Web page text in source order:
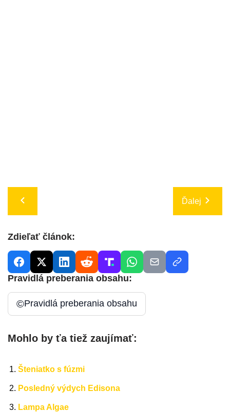
Ďalej
Zdieľať článok:
Pravidlá preberania obsahu:
©Pravidlá preberania obsahu
Mohlo by ťa tiež zaujímať:
Šteniatko s fúzmi
Posledný výdych Edisona
Lampa Algae